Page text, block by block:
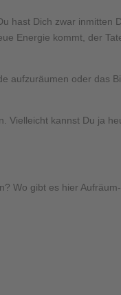
hast Dich zwar inmitten
Energie kommt, der
aufzuräumen oder das
Vielleicht kannst Du ja
Wo gibt es hier